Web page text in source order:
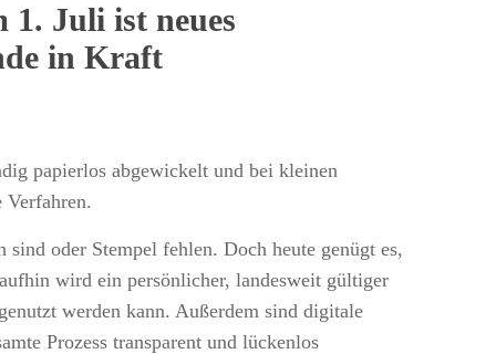
Juli ist neues
in Kraft
papierlos abgewickelt und bei kleinen
Verfahren.
sind oder Stempel fehlen. Doch heute genügt es,
wird ein persönlicher, landesweit gültiger
werden kann. Außerdem sind digitale
Prozess transparent und lückenlos